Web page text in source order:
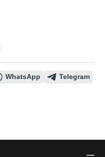
WhatsApp
Telegram